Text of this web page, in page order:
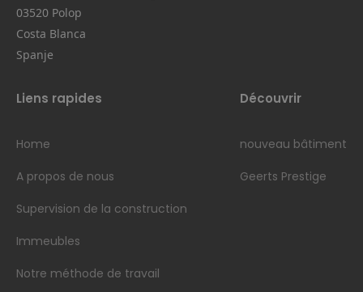
03520 Polop
Costa Blanca
Spanje
Liens rapides
Home
A propos de nous
Supervision de la construction
Immeubles
Notre méthode de travail
Découvrir
nouveau bâtiment
Geerts Prestige